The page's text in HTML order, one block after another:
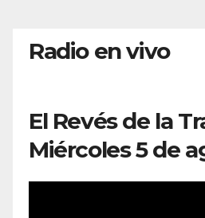
Radio en vivo
El Revés de la
Miércoles 5 de